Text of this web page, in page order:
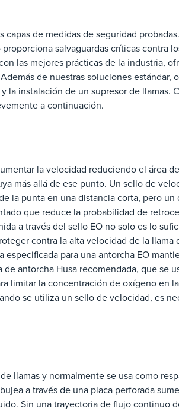
de medidas de seguridad
salvaguardas críticas contra
las mejores prácticas de la industria,
de nuestras soluciones estándar,
instalación de un supresor de llamas.
a continuación.
la velocidad reduciendo el área
más allá de ese punto. Un sello de
la punta en una distancia corta, pero un
que reduce la probabilidad de
a través del sello EO no solo es lo
contra la alta velocidad de la llama
para una antorcha EO
antorcha Husa recomendada, que se
limitar la concentración de oxígeno en
se utiliza un sello de velocidad, es
llamas y normalmente se usa como
a través de una placa perforada
Sin una trayectoria de flujo continuo